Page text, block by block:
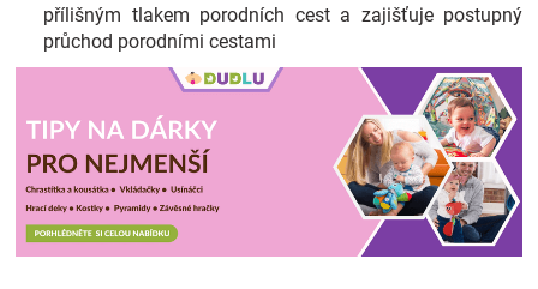
přílišným tlakem porodních cest a zajišťuje postupný
průchod porodními cestami